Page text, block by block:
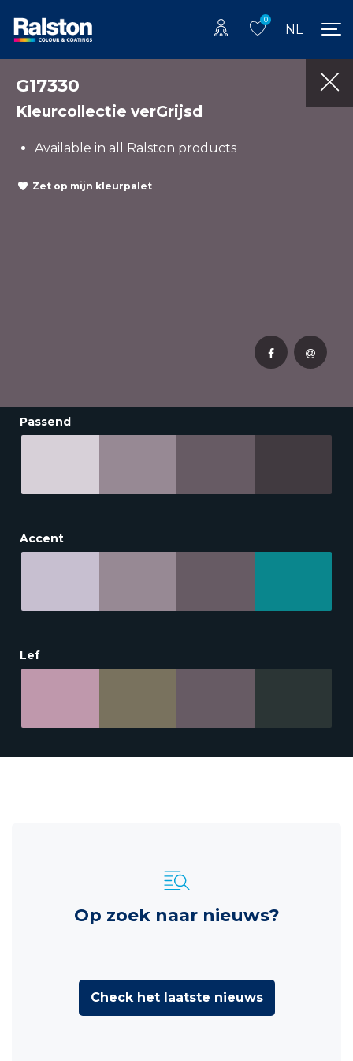
0
NL
G17330
Kleurcollectie verGrijsd
Available in all Ralston products
Zet op mijn kleurpalet
Passend
Accent
Lef
Op zoek naar nieuws?
Check het laatste nieuws